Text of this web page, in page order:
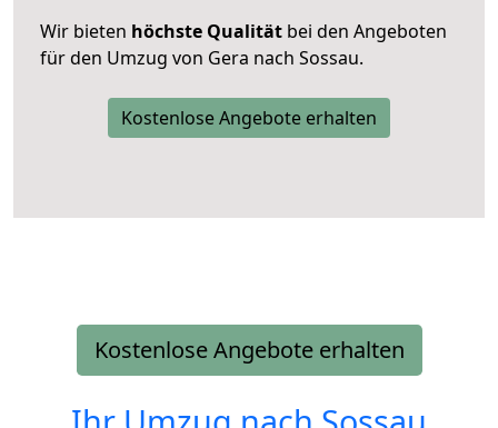
Wir bieten höchste Qualität bei den Angeboten
für den Umzug von Gera nach Sossau.
Kostenlose Angebote erhalten
Kostenlose Angebote erhalten